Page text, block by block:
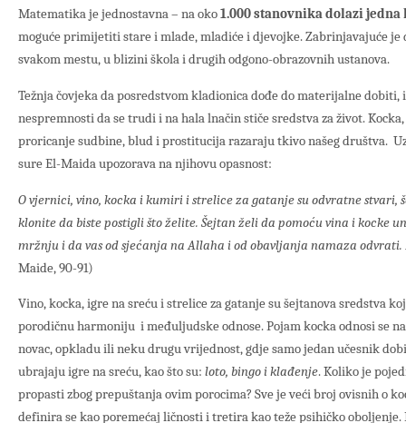
Matematika je jednostavna – na oko1.000 stanovnika dolazi
moguće primijetiti stare i mlade, mladiće i djevojke. Zabrinjavajuće je
svakom mestu, u blizini škola i drugih odgono-obrazovnih ustanova.
Težnja čovjeka da posredstvom kladionica dođe do materijalne
nespremnosti da se trudi i na hala lnačin stiče sredstva za život.
proricanje sudbine, blud i prostitucija razaraju tkivo našeg društva.
sure El-Maida upozorava na njihovu opasnost:
O vjernici, vino, kocka i kumiri i strelice za gatanje su odvratne stvari,
klonite da biste postigli što želite. Šejtan želi da pomoću vina i kocke
mržnju i da vas od sjećanja na Allaha i od obavljanja namaza odvrati.
Maide, 90-91)
Vino, kocka, igre na sreću i strelice za gatanje su šejtanova sredstva
porodičnu harmoniju i međuljudske odnose. Pojam kocka odnosi se
novac, opkladu ili neku drugu vrijednost, gdje samo jedan učesnik
ubrajaju igre na sreću, kao što su: loto, bingo i klađenje. Koliko je
propasti zbog prepuštanja ovim porocima? Sve je veći broj ovisnih o
definira se kao poremećaj ličnosti i tretira kao teže psihičko